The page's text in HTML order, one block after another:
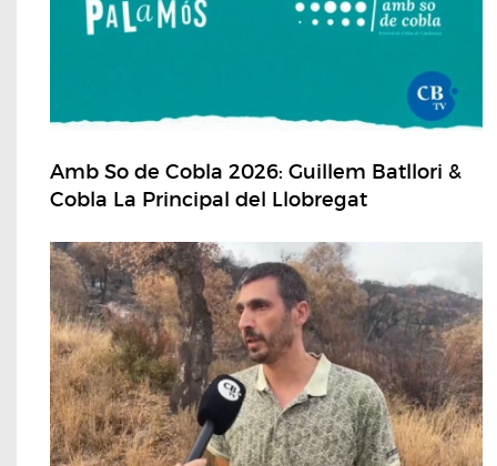
Amb So de Cobla 2026: Guillem Batllori &
Cobla La Principal del Llobregat